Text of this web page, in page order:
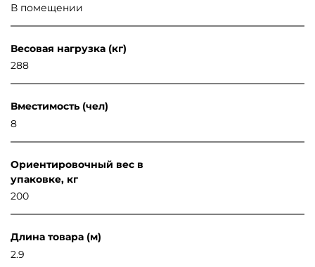
В помещении
Весовая нагрузка (кг)
288
Вместимость (чел)
8
Ориентировочный вес в
упаковке, кг
200
Длина товара (м)
2.9